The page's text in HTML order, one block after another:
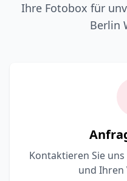
Ihre Fotobox für
Berlin
Kontaktieren Sie
und Ihren